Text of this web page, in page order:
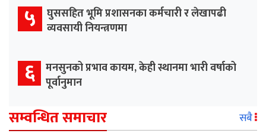
५ घुससहित भूमि प्रशासनका कर्मचारी र लेखापढी
व्यवसायी नियन्त्रणमा
६ मनसुनको प्रभाव कायम, केही स्थानमा भारी वर्षाको
पूर्वानुमान
सम्वन्धित समाचार सबै